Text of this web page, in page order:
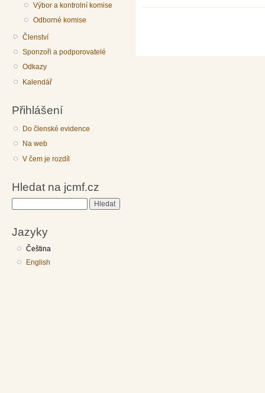
Výbor a kontrolní komise
Odborné komise
Členství
Sponzoři a podporovatelé
Odkazy
Kalendář
Přihlášení
Do členské evidence
Na web
V čem je rozdíl
Hledat na jcmf.cz
Jazyky
Čeština
English